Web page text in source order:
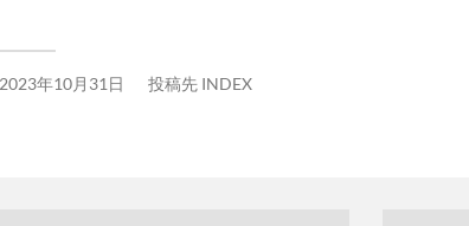
2023年10月31日 投稿先 INDEX